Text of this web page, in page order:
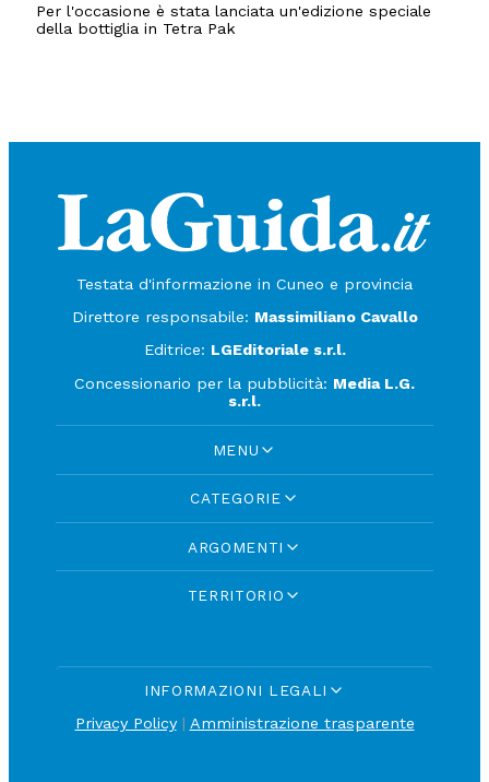
Per l'occasione è stata lanciata un'edizione speciale
della bottiglia in Tetra Pak
Testata d'informazione in Cuneo e provincia
Direttore responsabile: Massimiliano Cavallo
Editrice: LGEditoriale s.r.l.
Concessionario per la pubblicità: Media L.G.
s.r.l.
MENU
CATEGORIE
ARGOMENTI
TERRITORIO
INFORMAZIONI LEGALI
Privacy Policy| Amministrazione trasparente